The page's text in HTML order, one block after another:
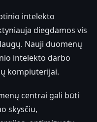
intelekto
diegdamos vis
Nauji duomenų
intelekto darbo
kompiuterijai.
centrai gali būti
skysčiu,